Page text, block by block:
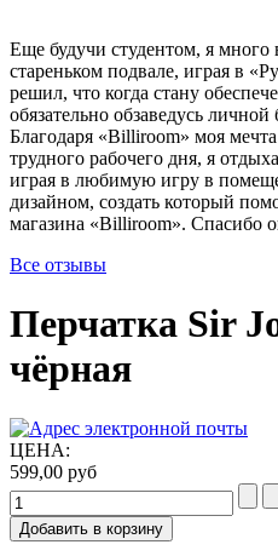
Еще будучи студентом, я много
стареньком подвале, играя в
решил, что когда стану
обязательно обзаведусь
Благодаря «Billiroom» моя
трудного рабочего дня, я
играя в любимую игру в
дизайном, создать который
магазина «Billiroom». Спасибо
Все отзывы
Перчатка Sir
чёрная
ЦЕНА:
599,00 руб